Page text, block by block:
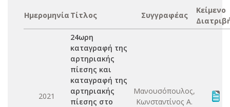
Ημερομηνία Τίτλος Συγγραφέας
Κείμενο
2021
24ωρη
καταγραφή της
αρτηριακής
πίεσης και
καταγραφή της
αρτηριακής
πίεσης στο
Μανουσόπουλος,
Κωνσταντίνος Α.